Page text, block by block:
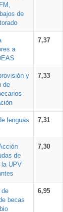
de
a
7,37
y
de
7,33
lenguas
7,31
de
la UPV
7,30
de
becas
6,95